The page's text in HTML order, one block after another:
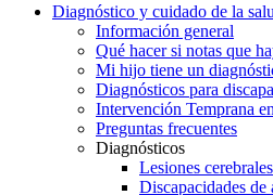
Diagnóstico y cuidado de la
Información general
Qué hacer si notas que
Mi hijo tiene un
Diagnósticos para
Intervención Temprana
Preguntas frecuentes
Diagnósticos
Lesiones cerebrales
Discapacidades de